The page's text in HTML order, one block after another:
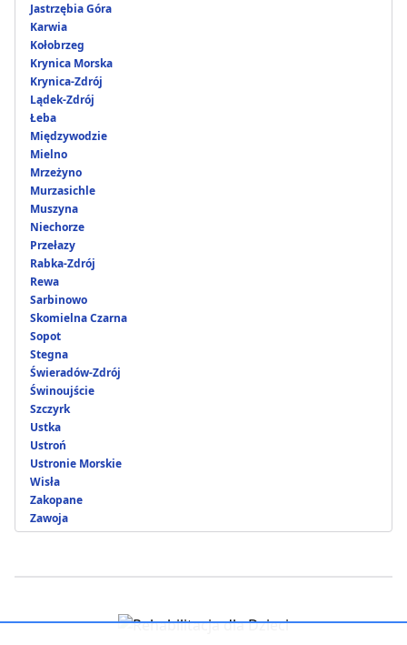
Jastrzębia Góra
Karwia
Kołobrzeg
Krynica Morska
Krynica-Zdrój
Lądek-Zdrój
Łeba
Międzywodzie
Mielno
Mrzeżyno
Murzasichle
Muszyna
Niechorze
Przełazy
Rabka-Zdrój
Rewa
Sarbinowo
Skomielna Czarna
Sopot
Stegna
Świeradów-Zdrój
Świnoujście
Szczyrk
Ustka
Ustroń
Ustronie Morskie
Wisła
Zakopane
Zawoja